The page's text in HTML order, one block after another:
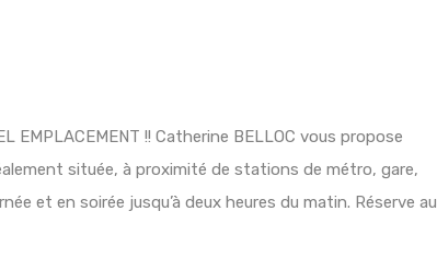
EMPLACEMENT !! Catherine BELLOC vous propose
située, à proximité de stations de métro, gare,
et en soirée jusqu’à deux heures du matin. Réserve au